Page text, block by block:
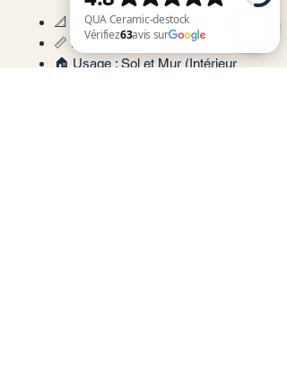
📐 Format : 60x60 cm
📏 Épaisseur : 9 mm
🏠 Usage : Sol et Mur (Intérieur